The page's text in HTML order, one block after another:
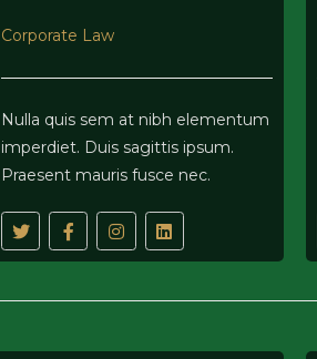
Corporate Law
Nulla quis sem at nibh elementum
imperdiet. Duis sagittis ipsum.
Praesent mauris fusce nec.